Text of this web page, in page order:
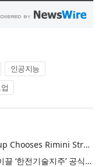
인공지능
Khimji Ramdas Group Chooses Rimini Street to Reduce SAP Support Costs, Protect 700+ Customizations and Reinvest Savings in Innovation
한전, 에너지 신산업 이끌 ‘한전기술지주’ 공식 출범